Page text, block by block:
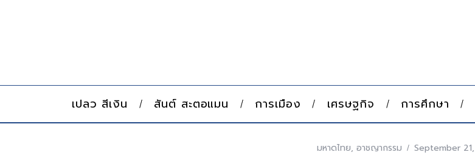
เปลว สีเงิน สันต์ สะตอแมน การเมือง เศรษฐกิจ การศึกษา
มหาดไทย, อาชญากรรม September